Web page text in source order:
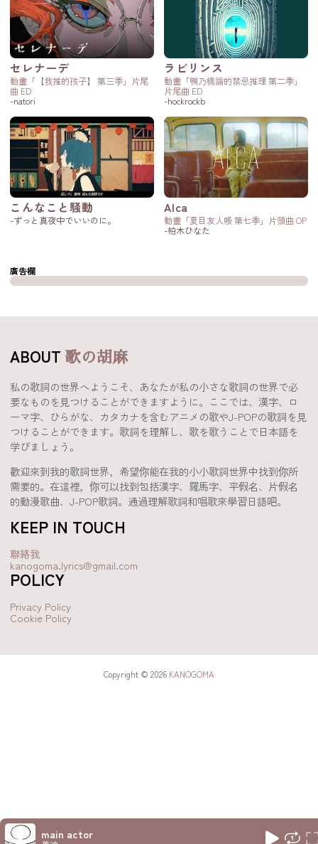
main actor
セレナーデ
動畫「【我推的孩子】 第三季」片尾
曲 ED
-natori
ラビリンス
動畫「鴨乃橋論的禁忌推理 第二季」
片尾曲 ED
-hockrockb
こんなこと騒動
-ずっと真夜中でいいのに。
Alca
動畫「夏目友人帳 第七季」片頭曲 OP
-柏木ひなた
廣告欄
ABOUT歌の胡麻
私の歌詞の世界へようこそ、あなたが私の小さな歌詞の世界で必
要なものを見つけることができますように。ここでは、漢字、ロ
ーマ字、ひらがな、カタカナを含むアニメの歌やJ-POPの歌詞を見
つけることができます。歌詞を理解し、歌を歌うことで日本語を
学びましょう。
歡迎來到我的歌詞世界，希望你能在我的小小歌詞世界中找到你所
需要的。在這裡，你可以找到包括漢字、羅馬字、平假名、片假名
的動漫歌曲、J-POP歌詞。通過理解歌詞和唱歌來學習日語吧。
KEEP IN TOUCH
聯絡我
kanogoma.lyrics@gmail.com
POLICY
Privacy Policy
Cookie Policy
Copyright © 2026 KANOGOMA